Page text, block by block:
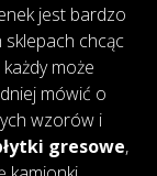
jest bardzo
sklepach chcąc
może
mówić o
wzorów i
gresowe,